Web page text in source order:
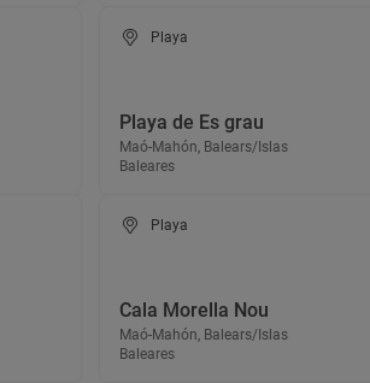
Playa
Playa de Es grau
Maó-Mahón, Balears/Islas
Baleares
Playa
Cala Morella Nou
Maó-Mahón, Balears/Islas
Baleares